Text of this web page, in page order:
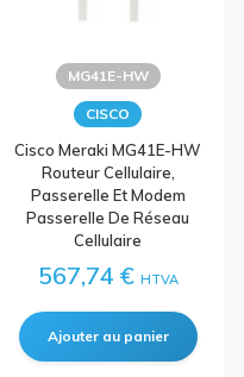
MG41E-HW
CISCO
Cisco Meraki MG41E-HW
Routeur Cellulaire,
Passerelle Et Modem
Passerelle De Réseau
Cellulaire
567,74 € HTVA